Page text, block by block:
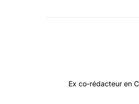
Ex co-rédacteur en